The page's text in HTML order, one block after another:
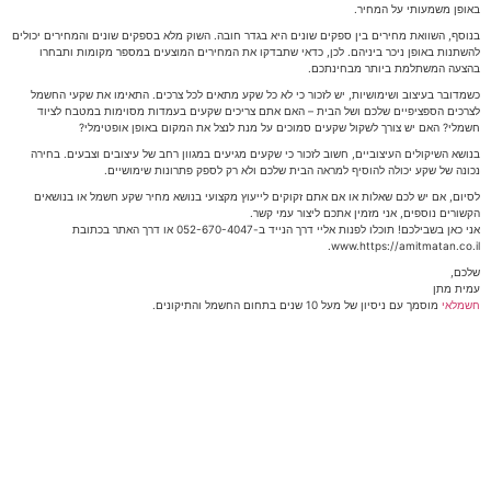
באופן משמעותי על המחיר.
בנוסף, השוואת מחירים בין ספקים שונים היא בגדר חובה. השוק מלא בספקים שונים והמחירים יכולים
להשתנות באופן ניכר ביניהם. לכן, כדאי שתבדקו את המחירים המוצעים במספר מקומות ותבחרו
בהצעה המשתלמת ביותר מבחינתכם.
כשמדובר בעיצוב ושימושיות, יש לזכור כי לא כל שקע מתאים לכל צרכים. התאימו את שקעי החשמל
לצרכים הספציפיים שלכם ושל הבית – האם אתם צריכים שקעים בעמדות מסוימות במטבח לציוד
חשמלי? האם יש צורך לשקול שקעים סמוכים על מנת לנצל את המקום באופן אופטימלי?
בנושא השיקולים העיצוביים, חשוב לזכור כי שקעים מגיעים במגוון רחב של עיצובים וצבעים. בחירה
נכונה של שקע יכולה להוסיף למראה הבית שלכם ולא רק לספק פתרונות שימושיים.
לסיום, אם יש לכם שאלות או אם אתם זקוקים לייעוץ מקצועי בנושא מחיר שקע חשמל או בנושאים
הקשורים נוספים, אני מזמין אתכם ליצור עמי קשר.
אני כאן בשבילכם! תוכלו לפנות אליי דרך הנייד ב-052-670-4047 או דרך האתר בכתובת
www.https://amitmatan.co.il.
שלכם,
עמית מתן
חשמלאי מוסמך עם ניסיון של מעל 10 שנים בתחום החשמל והתיקונים.